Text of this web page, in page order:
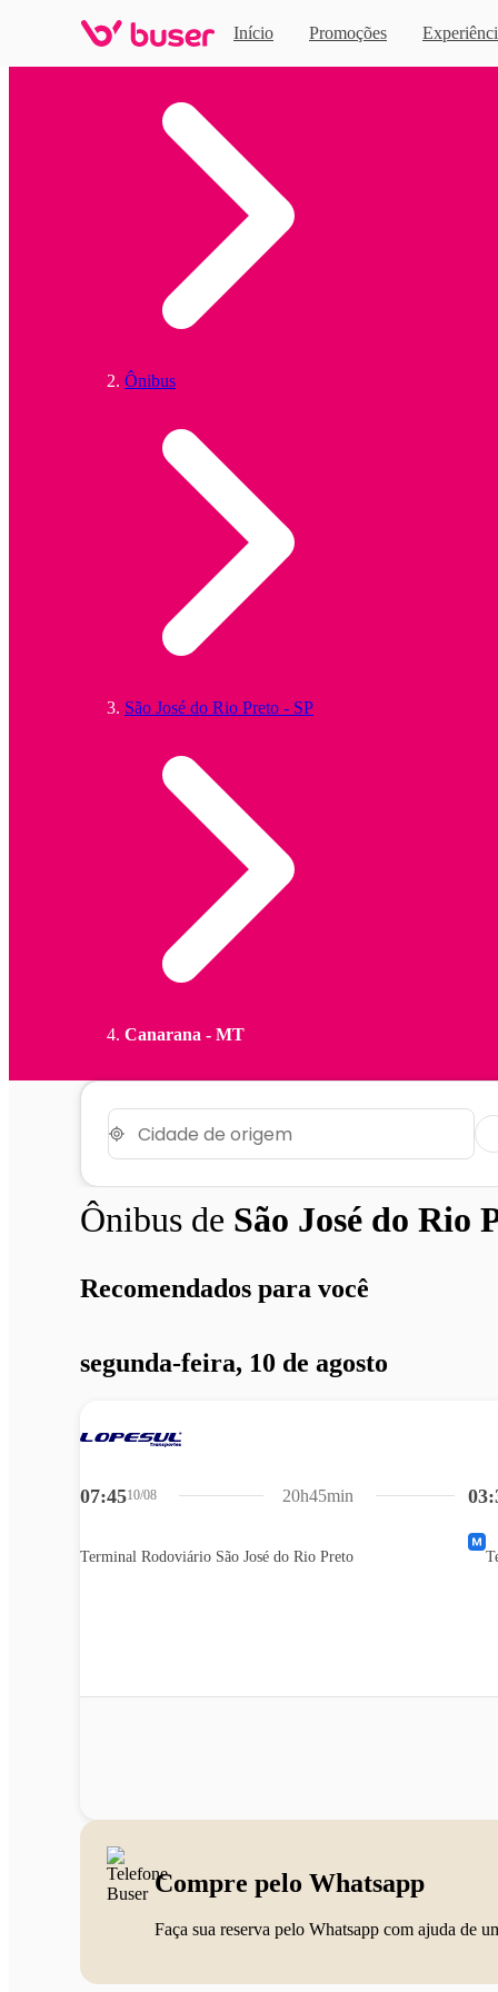
Início Promoções
Ônibus
São José do Rio Preto - SP
Canarana - MT
Ônibus de São José do Rio
Recomendados para você
segunda-feira, 10 de agosto
07:4510/08
Terminal Rodoviário São José do Rio Preto
20h45min
Compre pelo Whatsapp
Faça sua reserva pelo Whatsapp com ajuda de